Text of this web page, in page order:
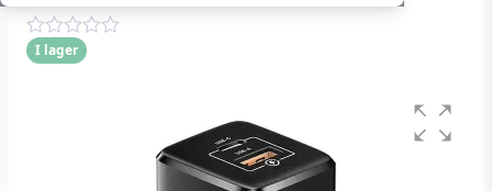
Betygsatt
1
0 I lager